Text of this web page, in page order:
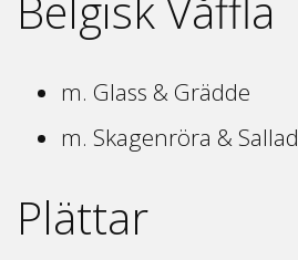
m. Glass & Grädde
m. Skagenröra & Sallad
Plättar